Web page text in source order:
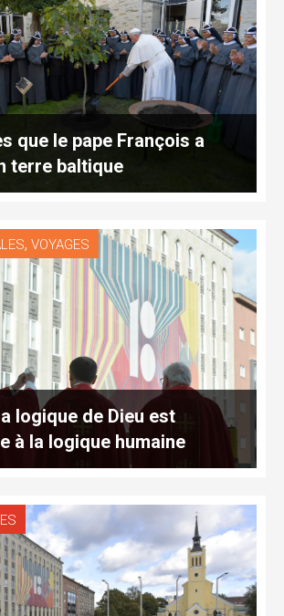
que le pape François a
terre baltique
, VOYAGES
logique de Dieu est
à la logique humaine